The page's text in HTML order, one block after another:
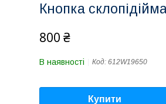
Кнопка
800 ₴
В наявності Код: 612W19650
Купити